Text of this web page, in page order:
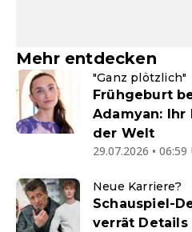
Mehr entdecken
"Ganz plötzlich"
Frühgeburt
Adamyan:
der Welt
29.07.2026 • 06:59
Neue Karriere?
Schauspiel-
verrät Details